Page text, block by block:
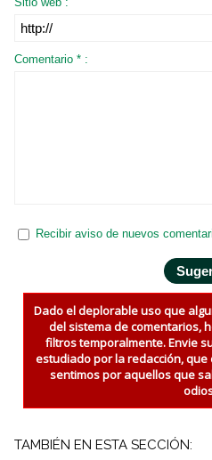
Comentario * :
Recibir aviso de nuevos
Dado el deplorable uso que
del sistema de comentarios,
filtros temporalmente. Envie
estudiado por la redacción, que
sentimos por aquellos que
TAMBIÉN EN ESTA SECCIÓN: